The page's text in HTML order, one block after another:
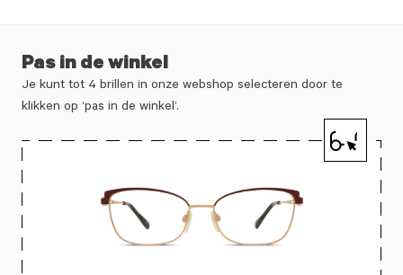
Pas in de winkel
Je kunt tot 4 brillen in onze webshop selecteren door te
klikken op ‘pas in de winkel’.